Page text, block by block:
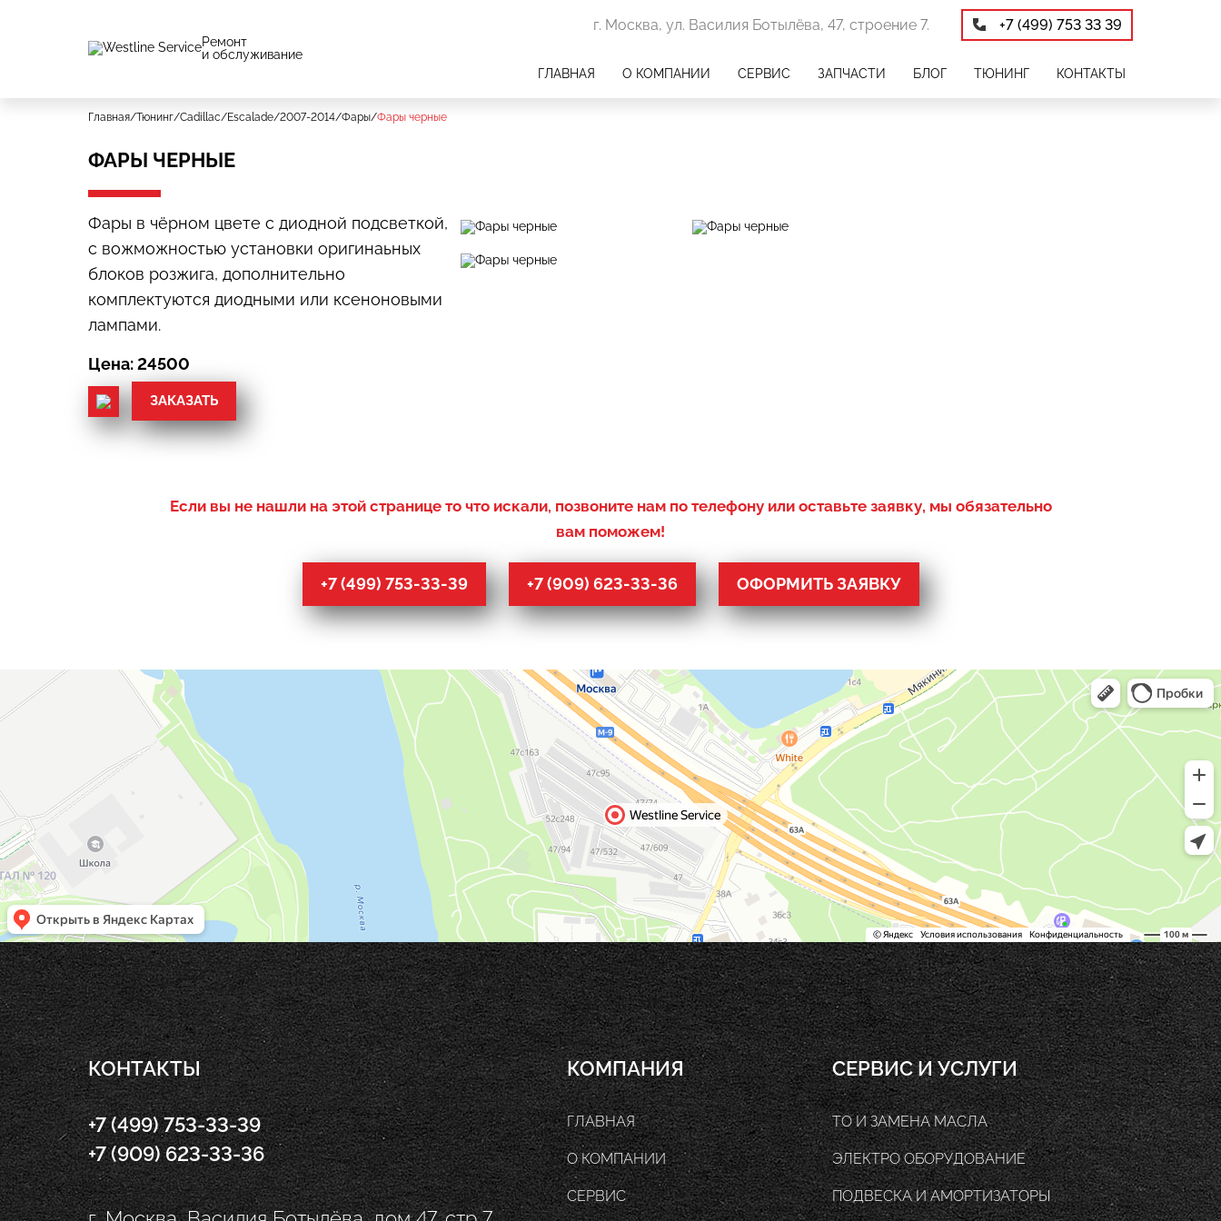
Ремонт
и обслуживание
+7 (499) 753 33 39
г. Москва, ул. Василия Ботылёва, 47, строение 7.
ГЛАВНАЯ О КОМПАНИИ СЕРВИС ЗАПЧАСТИ БЛОГ ТЮНИНГ КОНТАКТЫ
Главная/Тюнинг/Cadillac/Escalade/2007-2014/Фары/Фары черные
ФАРЫ ЧЕРНЫЕ
Фары в чёрном цвете с диодной подсветкой,
с вожможностью установки оригинаьных
блоков розжига, дополнительно
комплектуются диодными или ксеноновыми
лампами.
Цена: 24500
ЗАКАЗАТЬ
Если вы не нашли на этой странице то что искали, позвоните нам по телефону или оставьте заявку, мы обязательно
вам поможем!
+7 (499) 753-33-39 +7 (909) 623-33-36 ОФОРМИТЬ ЗАЯВКУ
СЕРВИС И УСЛУГИ
ТО И ЗАМЕНА МАСЛА
ЭЛЕКТРО ОБОРУДОВАНИЕ
ПОДВЕСКА И АМОРТИЗАТОРЫ
КОМПАНИЯ
ГЛАВНАЯ
О КОМПАНИИ
СЕРВИС
КОНТАКТЫ
+7 (499) 753-33-39
+7 (909) 623-33-36